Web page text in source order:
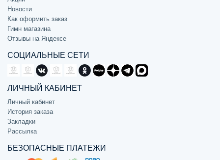
Новости
Как оформить заказ
Гимн магазина
Отзывы на Яндексе
СОЦИАЛЬНЫЕ СЕТИ
ЛИЧНЫЙ КАБИНЕТ
Личный кабинет
История заказа
Закладки
Рассылка
БЕЗОПАСНЫЕ ПЛАТЕЖИ